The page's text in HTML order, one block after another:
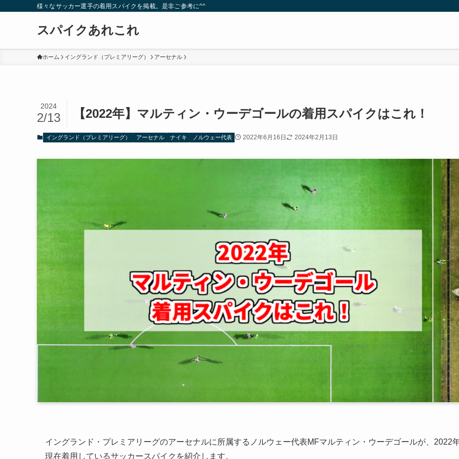
様々なサッカー選手の着用スパイクを掲載。是非ご参考に^^
スパイクあれこれ
ホーム イングランド（プレミアリーグ） アーセナル
【2022年】マルティン・ウーデゴールの着用スパイクはこれ！
2024
2/13
イングランド（プレミアリーグ） アーセナル ナイキ ノルウェー代表 2022年6月16日 2024年2月13日
イングランド・プレミアリーグのアーセナルに所属するノルウェー代表MFマルティン・ウーデゴールが、2022
現在着用しているサッカースパイクを紹介します。